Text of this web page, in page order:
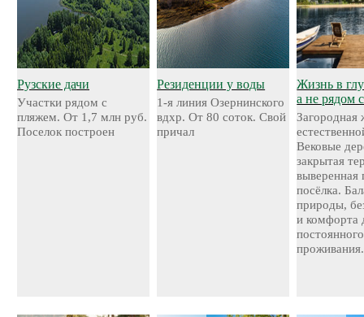
Рузские дачи
Участки рядом с
пляжем. От 1,7 млн руб.
Поселок построен
Резиденции у воды
1-я линия Озернинского
вдхр. От 80 соток. Свой
причал
Жизнь в
а не рядом
Загородная
Вековые
закрытая
выверенная
посёлка.
природы,
и комфорта
постоянного
проживания.